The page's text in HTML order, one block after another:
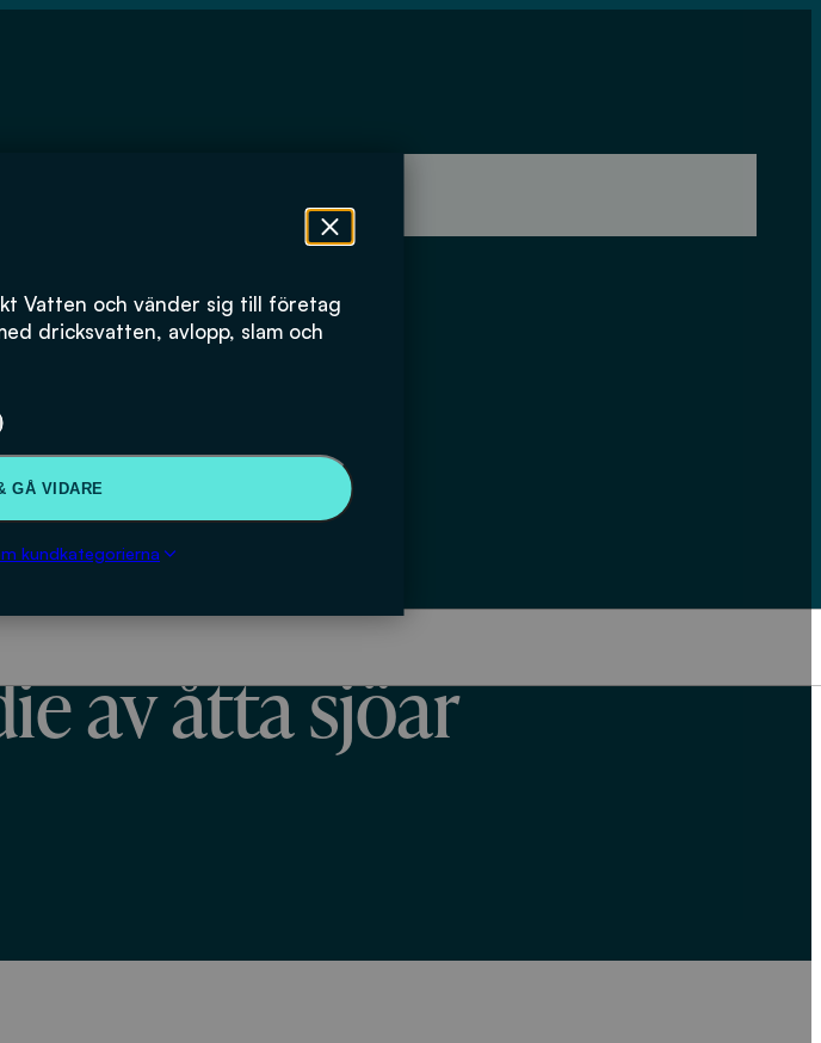
Vatten och vänder sig till företag
dricksvatten, avlopp, slam och
GÅ VIDARE
kundkategorierna
betydelse för
och andra
alger –
av åtta sjöar